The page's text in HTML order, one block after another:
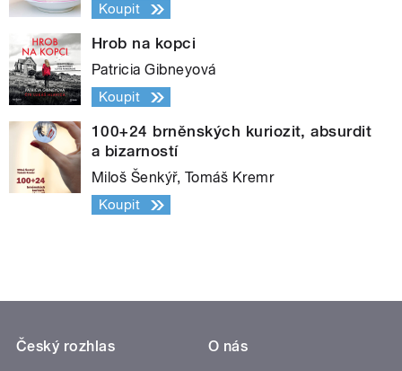
Koupit
Hrob na kopci
Patricia Gibneyová
Koupit
100+24 brněnských kuriozit, absurdit
a bizarností
Miloš Šenkýř, Tomáš Kremr
Koupit
Český rozhlas
O nás